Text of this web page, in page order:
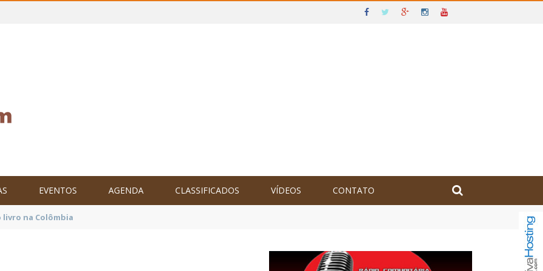
EVENTOS AGENDA CLASSIFICADOS VÍDEOS CONTATO
o Brasil no XXIV Parlamento Internacional de Escritores, na Colômbia